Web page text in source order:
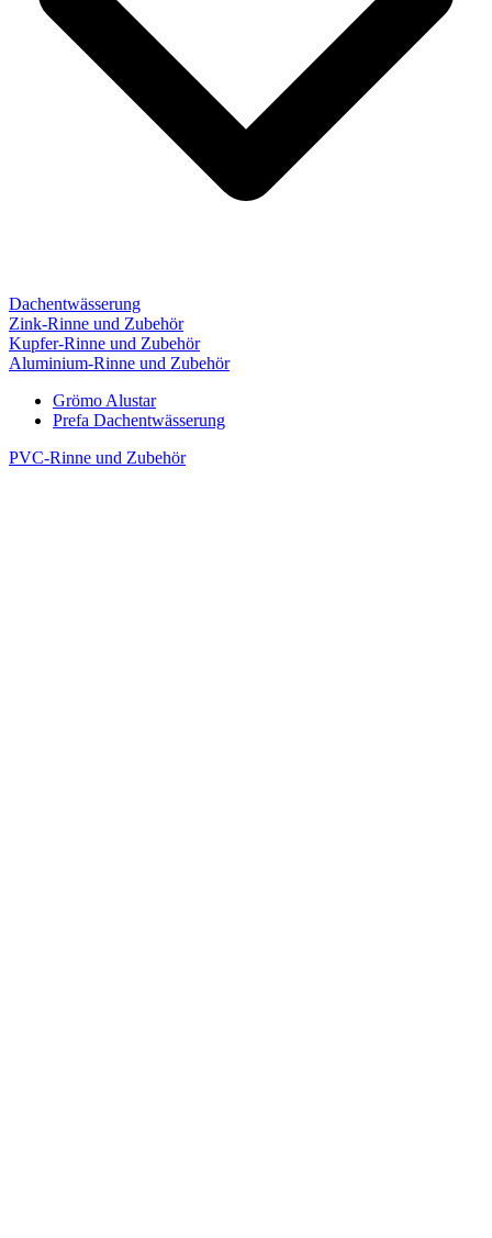
Dachentwässerung
Zink-Rinne und Zubehör
Kupfer-Rinne und Zubehör
Aluminium-Rinne und Zubehör
Grömo Alustar
Prefa Dachentwässerung
PVC-Rinne und Zubehör